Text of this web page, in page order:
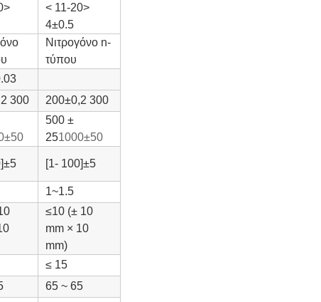
< 11-20>
4±0.5
Νιτρογόνο n-
τύπου
300 200±0,2 300
500 ±
251000±50
[1- 100]±5
1~1.5
≤10 (± 10
mm × 10
mm)
≤ 15
65 ~ 65